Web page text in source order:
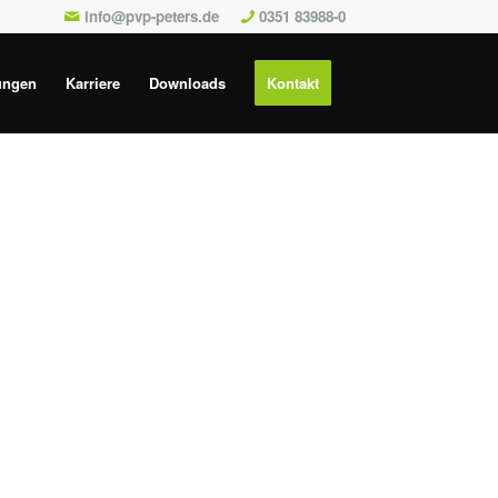
info@pvp-peters.de 0351 83988-0
Karriere Downloads Kontakt